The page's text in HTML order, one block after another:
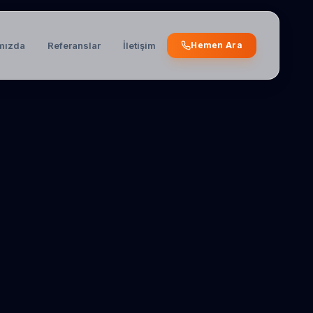
Referanslar İletişim Hemen Ara